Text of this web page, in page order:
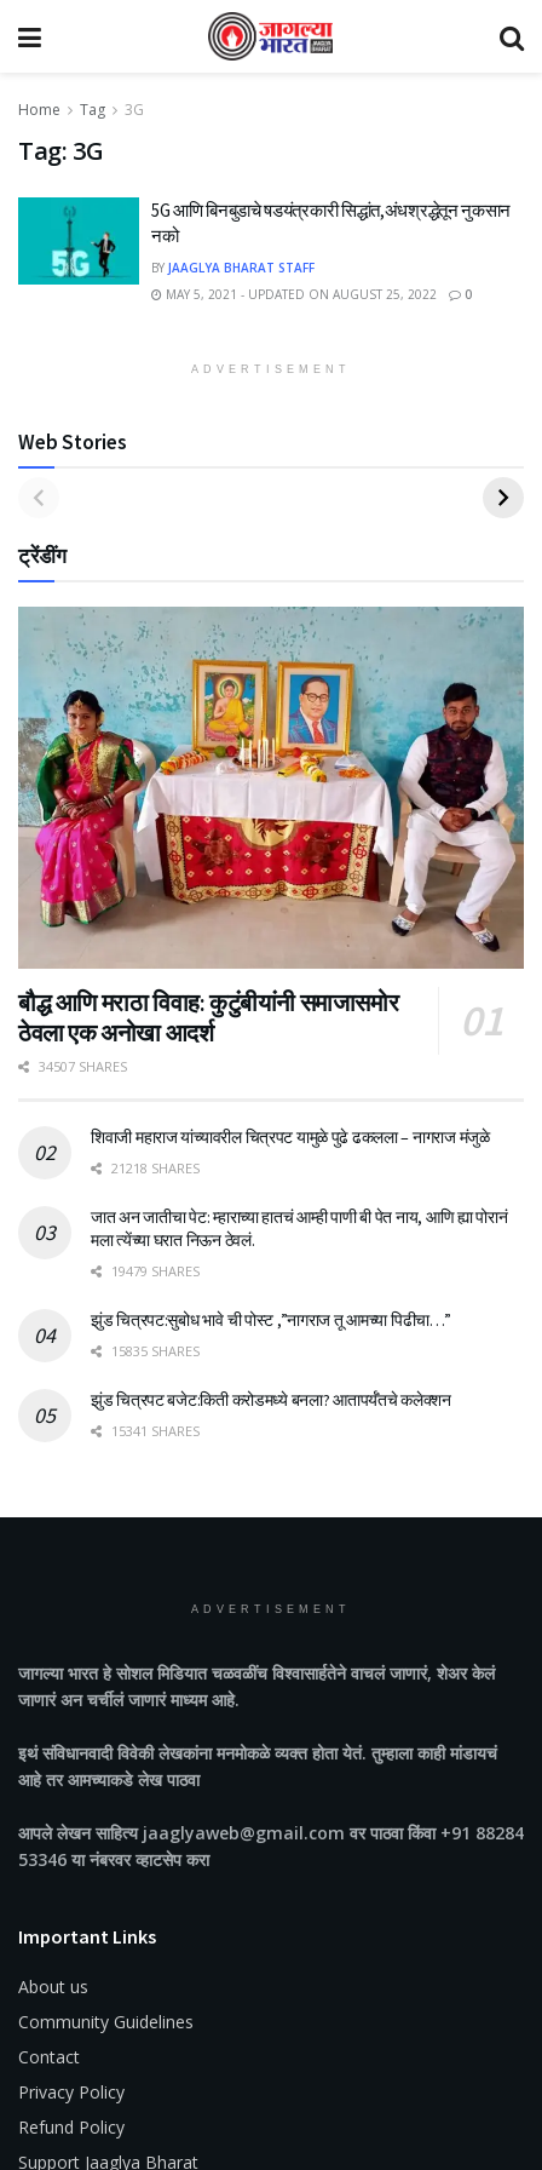
Home Tag 3G
Tag: 3G
5G आणि बिनबुडाचे षडयंत्रकारी सिद्धांत,अंधश्रद्धेतून नुकसान
नको
BY JAAGLYA BHARAT STAFF
MAY 5, 2021 - UPDATED ON AUGUST 25, 2022
0
ADVERTISEMENT
Web Stories
ट्रेंडींग
बौद्ध आणि मराठा विवाह: कुटुंबीयांनी समाजासमोर
ठेवला एक अनोखा आदर्श
34507 SHARES
शिवाजी महाराज यांच्यावरील चित्रपट यामुळे पुढे ढकलला – नागराज मंजुळे
21218 SHARES
जात अन जातीचा पेट: म्हाराच्या हातचं आम्ही पाणी बी पेत नाय, आणि ह्या पोरानं
मला त्येंच्या घरात निऊन ठेवलं.
19479 SHARES
झुंड चित्रपट:सुबोध भावे ची पोस्ट ,”नागराज तू आमच्या पिढीचा…”
15835 SHARES
झुंड चित्रपट बजेट:किती करोडमध्ये बनला? आतापर्यँतचे कलेक्शन
15341 SHARES
ADVERTISEMENT
जागल्या भारतहे सोशल मिडियात चळवळींच विश्वासार्हतेने वाचलं जाणारं, शेअर केलं
जाणारं अन चर्चीलं जाणारं माध्यम आहे.
इथं संविधानवादी विवेकी लेखकांना मनमोकळे व्यक्त होता येतं. तुम्हाला काही मांडायचं
आहे तर आमच्याकडे लेख पाठवा
आपले लेखन साहित्य jaaglyaweb@gmail.com वर पाठवा किंवा +91 88284
53346 या नंबरवर व्हाटसेप करा
Important Links
About us
Community Guidelines
Contact
Privacy Policy
Refund Policy
Support Jaaglya Bharat